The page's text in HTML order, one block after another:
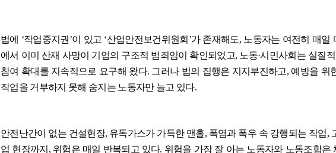
법에 ‘작업중지권 ’이 있고 ‘산업안전보건위원회 ’가 존재해도, 노동자는 여전히 매일
에서 이미 산재 사망이 기업의 구조적 범죄임이 확인되었고, 노동·시민사회는 실질
참여 확대를 지속적으로 요구해 왔다. 그러나 법의 집행은 지지부진하고, 예방을 위
작업을 거부하지 못해 숨지는 노동자만 늘고 있다.
안전난간이 없는 건설현장, 유독가스가 가득한 맨홀, 폭염과 폭우 속 강행되는 작업,
업 현장까지 , 위험은 매일 반복되고 있다. 위험을 가장 잘 아는 노동자와 노동조합은